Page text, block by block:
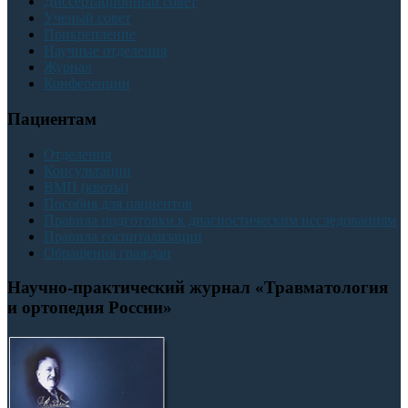
Учёный совет
Прикрепление
Научные отделения
Журнал
Конференции
Пациентам
Отделения
Консультации
ВМП (квоты)
Пособия для пациентов
Правила подготовки к диагностическим исследованиям
Правила госпитализации
Обращения граждан
Научно-практический журнал «Травматология
и ортопедия России»